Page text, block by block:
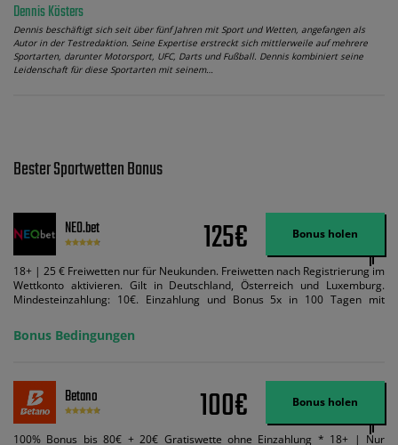
Dennis Kösters
Dennis beschäftigt sich seit über fünf Jahren mit Sport und Wetten, angefangen als
Autor in der Testredaktion. Seine Expertise erstreckt sich mittlerweile auf mehrere
Sportarten, darunter Motorsport, UFC, Darts und Fußball. Dennis kombiniert seine
Leidenschaft für diese Sportarten mit seinem…
Bester Sportwetten Bonus
NEO.bet 125€ Bonus holen
18+ | 25 € Freiwetten nur für Neukunden. Freiwetten nach Registrierung im
Wettkonto aktivieren. Gilt in Deutschland, Österreich und Luxemburg.
Mindesteinzahlung: 10€. Einzahlung und Bonus 5x in 100 Tagen mit
Bedingungen können geändert werden. AGB gelten. Lizenziert; Hilfe bei
Suchtrisiken: buwei.de.
Bonus Bedingungen
Betano 100€ Bonus holen
100% Bonus bis 80€ + 20€ Gratiswette ohne Einzahlung * 18+ | Nur